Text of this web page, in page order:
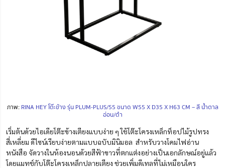
ภาพ: RINA HEY โต๊ะข้าง รุ่น PLUM-PLUS/55 ขนาด W55 X D35 X H63 CM – สี น้ำตาล
อ่อน/ดำ
เริ่มต้นด้วยไอเดียโต๊ะข้างเตียงแบบง่าย ๆ ใช้โต๊ะโครงเหล็กท็อปไม้รูปทรง
สี่เหลี่ยม ดีไซน์เรียบง่ายตามแบบฉบับมินิมอล สำหรับวางโคมไฟอ่าน
หนังสือ จัดวางในห้องนอนด้วยสีฟ้าขาวที่ตกแต่งอย่างเป็นเอกลักษณ์อยู่แล้ว
โดยแมทช์กับโต๊ะโครงเหล็กปลายเตียง ช่วยเพิ่มดีเทลที่ไม่เหมือนใคร